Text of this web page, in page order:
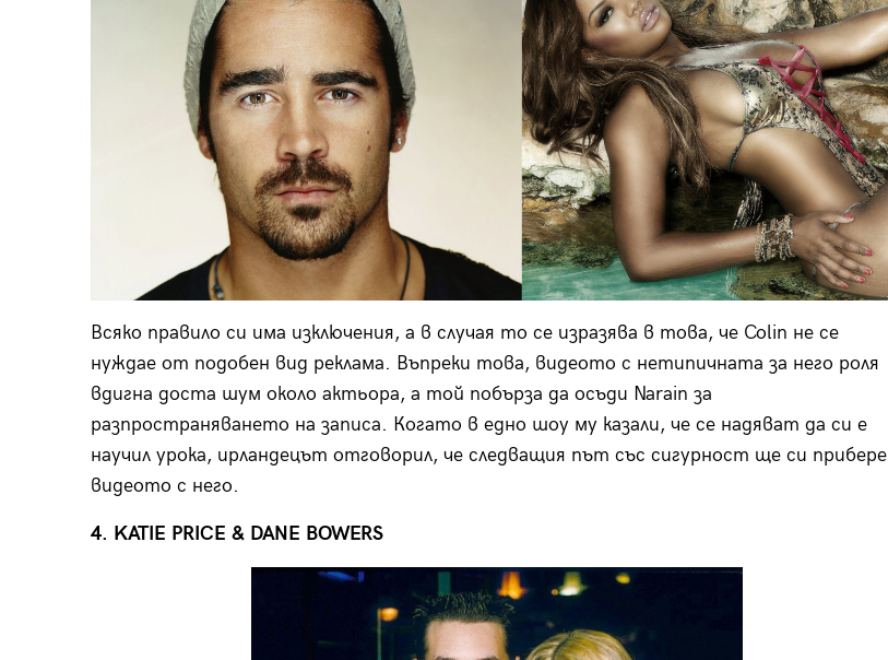
Всяко правило си има изключения, а в случая то се изразява в това, че Colin не се
нуждае от подобен вид реклама. Въпреки това, видеото с нетипичната за него роля
вдигна доста шум около актьора, а той побърза да осъди Narain за
разпространяването на записа. Когато в едно шоу му казали, че се надяват да си е
научил урока, ирландецът отговорил, че следващия път със сигурност ще си прибере
видеото с него.
4. KATIE PRICE & DANE BOWERS